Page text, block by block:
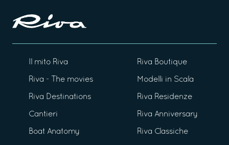
Il mito Riva
Riva - The movies
Riva Destinations
Cantieri
Boat Anatomy
Riva Boutique
Modelli in Scala
Riva Residenze
Riva Anniversary
Riva Classiche